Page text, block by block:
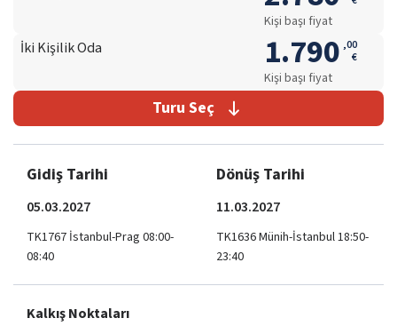
Kişi başı fiyat
İki Kişilik Oda 1.790 ,00
€
Kişi başı fiyat
Turu Seç
Gidiş Tarihi
05.03.2027
TK1767 İstanbul-Prag 08:00-
08:40
Dönüş Tarihi
11.03.2027
TK1636 Münih-İstanbul 18:50-
23:40
Kalkış Noktaları